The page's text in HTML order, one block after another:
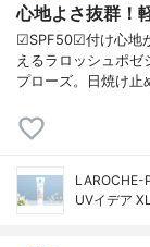
心地よさ抜群！
☑︎SPF50☑︎付け心地
えるラロッシュポゼ
プローズ。日焼け止
LAROCHE-
UVイデア